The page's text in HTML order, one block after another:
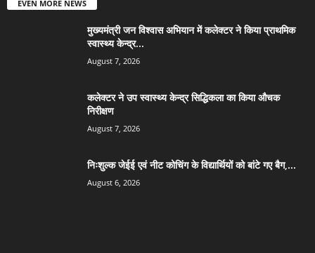
EVEN MORE NEWS
मुख्यमंत्री जन विश्वास अभियान में कलेक्टर ने किया प्राथमिक
स्वास्थ्य केन्द्र...
August 7, 2026
कलेक्टर ने उप स्वास्थ्य केन्द्र सिद्धिकला का किया औचक
निरीक्षण
August 7, 2026
निःशुल्क जेईई एवं नीट कोचिंग के विद्यार्थियों को बांटे गए बैग,...
August 6, 2026